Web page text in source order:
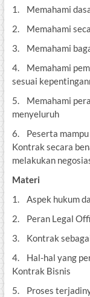
1. Memahami
2. Memahami
3. Memahami
4. Memahami
sesuai
5. Memahami
menyeluruh
6. Peserta mampu
Kontrak secara
melakukan
Materi
1. Aspek hukum
2. Peran Legal
3. Kontrak
4. Hal-hal yang
Kontrak Bisnis
5. Proses